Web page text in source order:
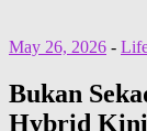
May 26, 2026 -
Bukan
Hybrid Kini